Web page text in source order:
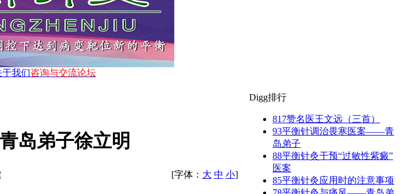
于我们咨询与交流论坛
岛弟子徐立明
[字体： 大 中 小]
Digg排行
817赞名医王文远（三首）
93平衡针调治畏寒医案——青
岛弟子
88平衡针灸干预“过敏性紫癜”
医案
85平衡针灸应用时的注意事项